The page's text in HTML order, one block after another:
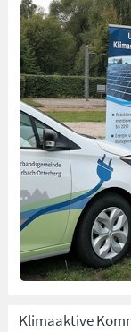
Klimaaktive